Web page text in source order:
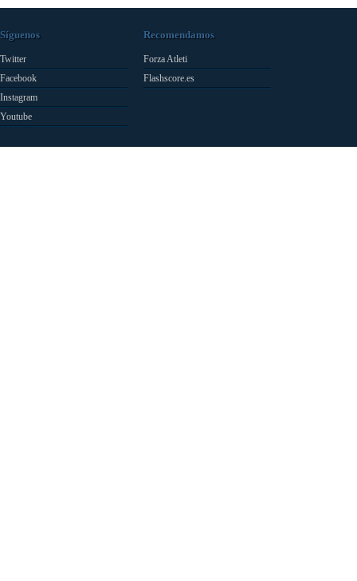
Síguenos
Twitter
Facebook
Instagram
Youtube
Recomendamos
Forza Atleti
Flashscore.es